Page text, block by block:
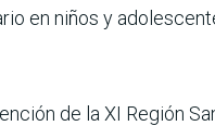
en niños y
de la XI Región